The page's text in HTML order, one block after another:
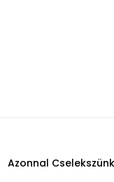
Azonnal